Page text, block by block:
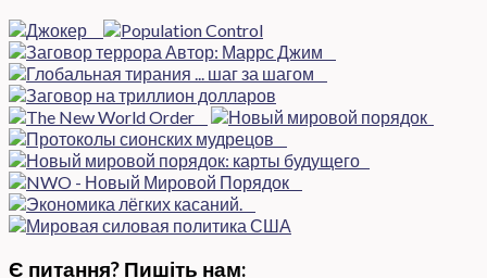
Є питання? Пишіть нам: